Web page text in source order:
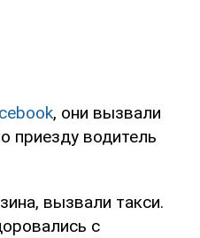
, они вызвали
приезду водитель
вызвали такси.
с